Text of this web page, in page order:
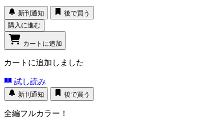
新刊通知
後で買う
購入に進む
カートに追加
カートに追加しました
試し読み
新刊通知 後で買う
全編フルカラー！